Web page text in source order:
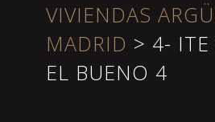
VIVIENDAS
MADRID > 4- ITE
EL BUENO 4